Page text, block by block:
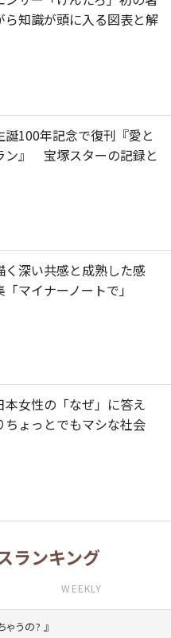
知識が頭に入る図表と解
100年記念で復刊『愛と
ン』 宝塚スターの記録と
く深い共感と成熟した感
マイナーノートで」
本女性の「なぜ」に答え
ょっとでもマシな社会
ランキング
WEEKLY
ゃうの?